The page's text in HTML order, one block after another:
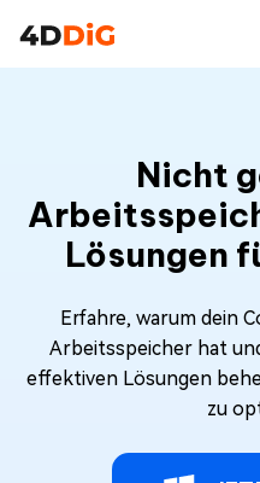
Nicht
Lösungen
Erfahre, warum dein
Arbeitsspeicher hat
effektiven Lösungen
zu